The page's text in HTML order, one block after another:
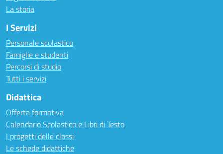
La storia
I Servizi
Personale scolastico
Famiglie e studenti
Percorsi di studio
Tutti i servizi
Didattica
Offerta formativa
Calendario Scolastico e Libri di Testo
I progetti delle classi
Le schede didattiche